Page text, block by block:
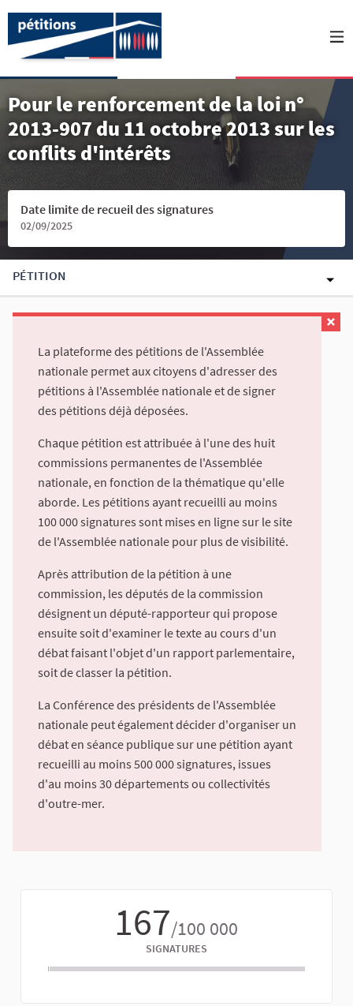
Pour le renforcement de la loi n°
2013-907 du 11 octobre 2013 sur les
conflits d'intérêts
Date limite de recueil des signatures
02/09/2025
PÉTITION
La plateforme des pétitions de l'Assemblée
nationale permet aux citoyens d'adresser des
pétitions à l'Assemblée nationale et de signer
des pétitions déjà déposées.
Chaque pétition est attribuée à l'une des huit
commissions permanentes de l'Assemblée
nationale, en fonction de la thématique qu'elle
aborde. Les pétitions ayant recueilli au moins
100 000 signatures sont mises en ligne sur le site
de l'Assemblée nationale pour plus de visibilité.
Après attribution de la pétition à une
commission, les députés de la commission
désignent un député-rapporteur qui propose
ensuite soit d'examiner le texte au cours d'un
débat faisant l'objet d'un rapport parlementaire,
soit de classer la pétition.
La Conférence des présidents de l'Assemblée
nationale peut également décider d'organiser un
débat en séance publique sur une pétition ayant
recueilli au moins 500 000 signatures, issues
d'au moins 30 départements ou collectivités
d'outre-mer.
167/100 000
SIGNATURES